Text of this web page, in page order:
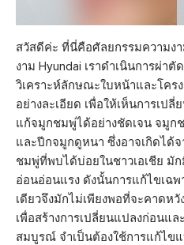
สวัสดีค่ะ ที่นี่คือศัลยกรรมความง
งาม Hyundai เราดำเนินการผ่า
วิเคราะห์ลักษณะใบหน้าและโคร
อย่างละเอียด เพื่อให้เห็นการเป
แก้จมูกชมพู่ได้อย่างชัดเจน จมู
และปีกจมูกดูหนา ซึ่งอาจเกิดได้
ชมพู่ที่พบได้บ่อยในชาวเอเชีย มั
อ่อนอ่อนแรง ดังนั้นการแก้ไขเฉ
เดียวจึงมักไม่เพียงพอที่จะคาดห
เพื่อสร้างการเปลี่ยนแปลงก่อนแ
สมบูรณ์ จำเป็นต้องใช้การแก้ไข